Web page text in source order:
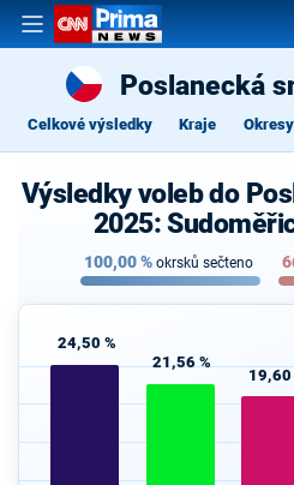
Poslanecká
Celkové výsledky Kraje Okresy
Výsledky voleb do
2025:
100,00% okrsků sečteno
24,50 %
21,56 %
19,60